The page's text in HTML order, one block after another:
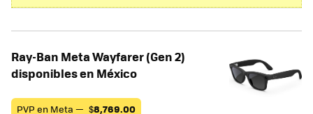
Ray-Ban Meta Wayfarer (Gen 2)
disponibles en México
PVP en Meta — $8,769.00